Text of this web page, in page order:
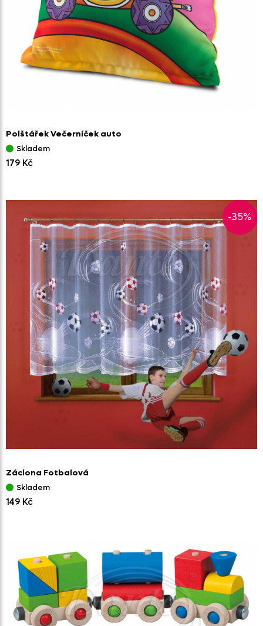
Polštářek Večerníček auto
Skladem
179 Kč
-35%
Záclona Fotbalová
Skladem
149 Kč